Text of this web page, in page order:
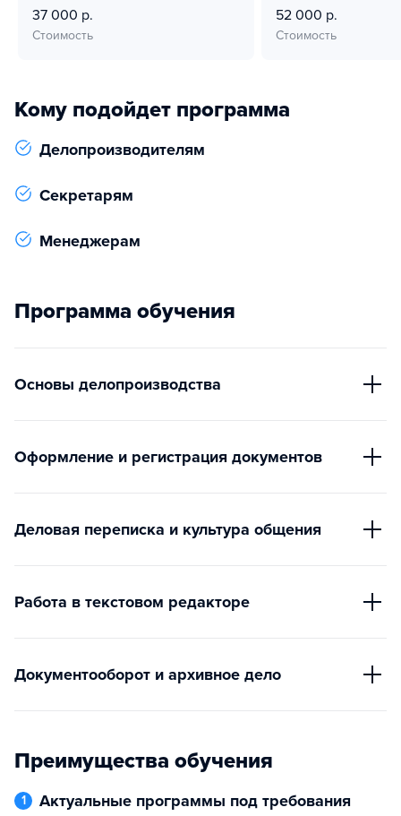
37 000 р.
Стоимость
52 000 р.
Стоимость
Кому подойдет программа
Делопроизводителям
Секретарям
Менеджерам
Программа обучения
Основы делопроизводства
Оформление и регистрация документов
Деловая переписка и культура общения
Работа в текстовом редакторе
Документооборот и архивное дело
Преимущества обучения
1
Актуальные программы под требования